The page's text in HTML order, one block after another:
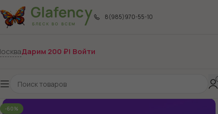
8(985)970-55-10
Дарим 200 ₽! Войти
-60%